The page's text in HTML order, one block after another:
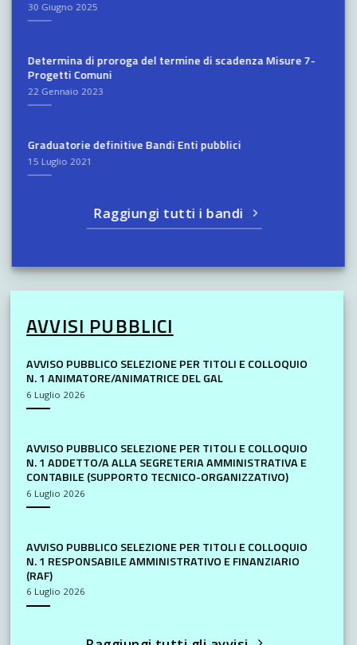
30 Giugno 2025
Determina di proroga del termine di scadenza Misure 7-
Progetti Comuni
22 Gennaio 2023
Graduatorie definitive Bandi Enti pubblici
15 Luglio 2021
Raggiungi tutti i bandi
AVVISI PUBBLICI
AVVISO PUBBLICO SELEZIONE PER TITOLI E COLLOQUIO
N. 1 ANIMATORE/ANIMATRICE DEL GAL
6 Luglio 2026
AVVISO PUBBLICO SELEZIONE PER TITOLI E COLLOQUIO
N. 1 ADDETTO/A ALLA SEGRETERIA AMMINISTRATIVA E
CONTABILE (SUPPORTO TECNICO-ORGANIZZATIVO)
6 Luglio 2026
AVVISO PUBBLICO SELEZIONE PER TITOLI E COLLOQUIO
N. 1 RESPONSABILE AMMINISTRATIVO E FINANZIARIO
(RAF)
6 Luglio 2026